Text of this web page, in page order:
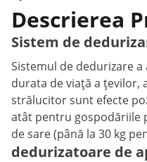
Descrierea
Sistem de
Sistemul de dedurizare
durata de viață a țevilor,
strălucitor sunt efecte
atât pentru gospodăriile
de sare (până la 30 kg
dedurizatoare de